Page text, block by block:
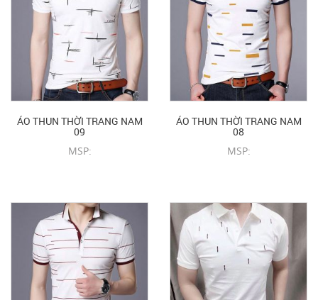
ÁO THUN THỜI TRANG NAM
09
MSP:
ÁO THUN THỜI TRANG NAM
08
MSP: